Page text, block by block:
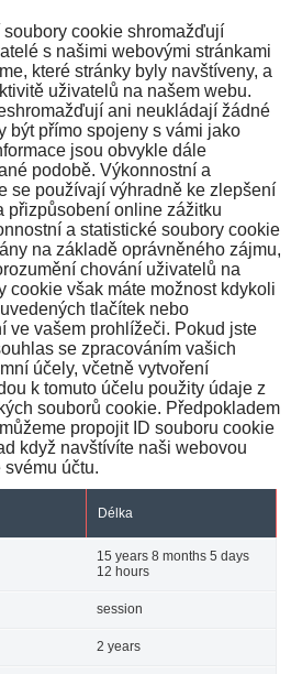
cookie shromažďují
s našimi webovými stránkami
které stránky byly navštíveny, a
uživatelů na našem webu.
ani neukládají žádné
být přímo spojeny s vámi jako
jsou obvykle dále
podobě. Výkonnostní a
se používají výhradně ke zlepšení
přizpůsobení online zážitku
a statistické soubory cookie
na základě oprávněného zájmu,
chování uživatelů na
cookie však máte možnost kdykoli
tlačítek nebo
ve vašem prohlížeči. Pokud jste
se zpracováním vašich
účely, včetně vytvoření
k tomuto účelu použity údaje z
souborů cookie. Předpokladem
propojit ID souboru cookie
když navštívíte naši webovou
účtu.
Délka
15 years 8 months 5 days
12 hours
session
2 years